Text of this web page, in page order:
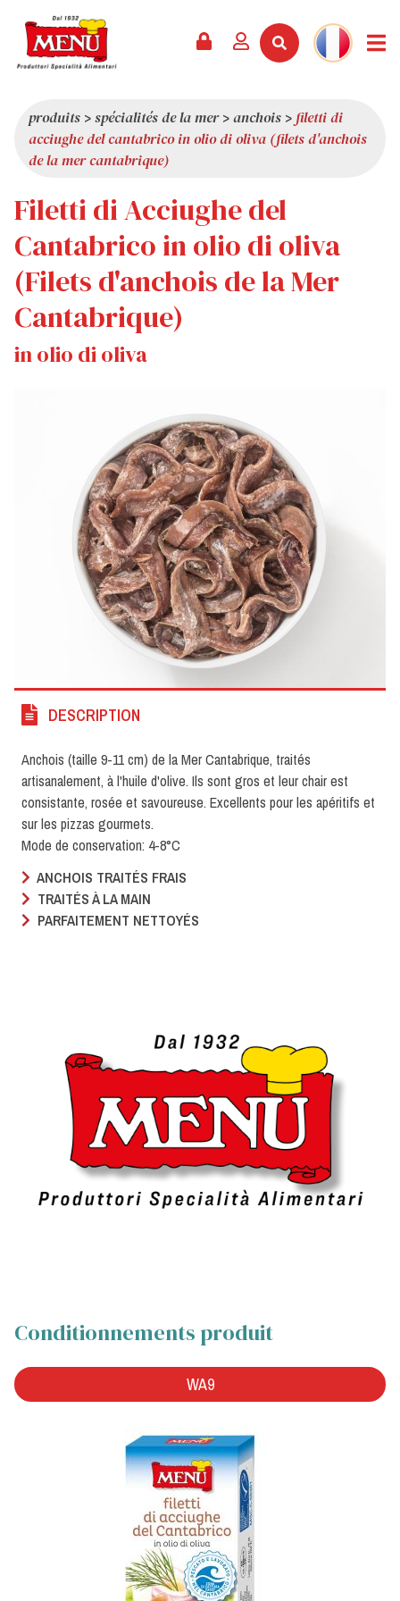
CATALOGUE
SERVICES
DERNIÈRES NOUVEAUTÉS
PRIX
QUI SOMMES-NOUS
QUALITÉ
CURIOSITÉS
SHOWROOM
TRAVAILLEZ AVEC NOUS
produits >spécialités de la mer>anchois > filetti di
acciughe del cantabrico in olio di oliva (filets d'anchois
de la mer cantabrique)
Filetti di Acciughe del
Cantabrico in olio di oliva
(Filets d'anchois de la Mer
Cantabrique)
in olio di oliva
DESCRIPTION
Anchois (taille 9-11 cm) de la Mer Cantabrique, traités
artisanalement, à l'huile d'olive. Ils sont gros et leur chair est
consistante, rosée et savoureuse. Excellents pour les apéritifs et
sur les pizzas gourmets.
Mode de conservation: 4-8°C
ANCHOIS TRAITÉS FRAIS
TRAITÉS À LA MAIN
PARFAITEMENT NETTOYÉS
Conditionnements produit
WA9